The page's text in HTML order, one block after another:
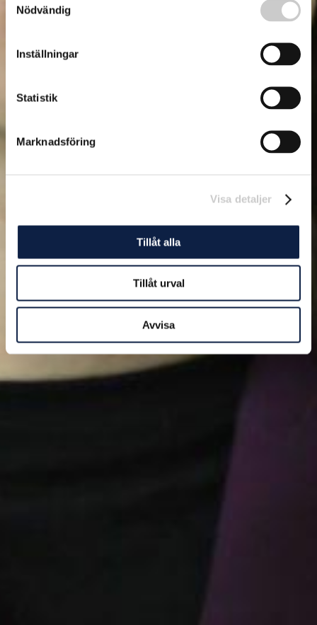
Nödvändig
Inställningar
Statistik
Marknadsföring
Visa detaljer
Tillåt alla
Tillåt urval
Avvisa